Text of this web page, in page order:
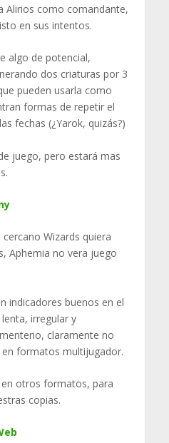
Alirios como comandante,
en sus intentos.
algo de potencial,
dos criaturas por 3
pueden usarla como
formas de repetir el
fechas (¿Yarok, quizás?)
juego, pero estará mas
Wizards quiera
Aphemia no vera juego
indicadores buenos en el
irregular y
claramente no
formatos multijugador.
otros formatos, para
copias.